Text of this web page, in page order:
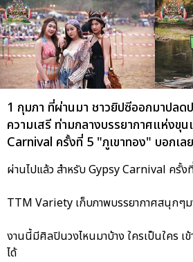
1 กุมภา ที่ผ่านมา ชาวยิปซีออกมาปล
ความเสรี ท่ามกลางบรรยากาศแห่งขุน
Carnival ครั้งที่ 5 "ภูเขาทอง" บอกเล
ผ่านไปแล้ว สำหรับ Gypsy Carnival ครั้ง
TTM Variety เก็บภาพบรรยากาศสนุกๆ
งานนี้มีศิลปินวงไหนมาบ้าง ใครเป็นใคร เ
ได้